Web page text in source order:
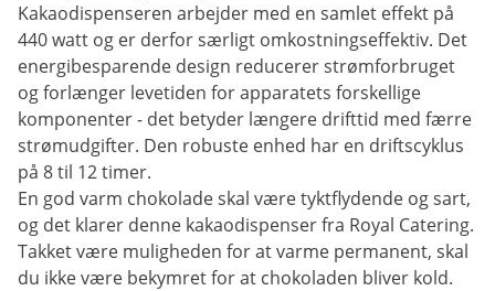
Kakaodispenseren arbejder med en samlet effekt på
440 watt og er derfor særligt omkostningseffektiv. Det
energibesparende design reducerer strømforbruget
og forlænger levetiden for apparatets forskellige
komponenter - det betyder længere drifttid med færre
strømudgifter. Den robuste enhed har en driftscyklus
på 8 til 12 timer.
En god varm chokolade skal være tyktflydende og sart,
og det klarer denne kakaodispenser fra Royal Catering.
Takket være muligheden for at varme permanent, skal
du ikke være bekymret for at chokoladen bliver kold.